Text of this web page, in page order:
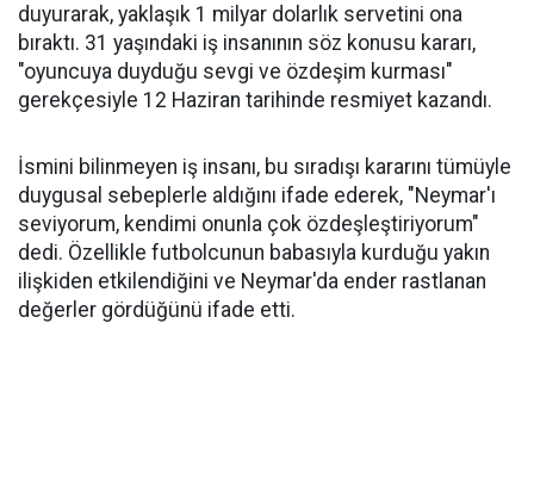
duyurarak, yaklaşık 1 milyar dolarlık servetini ona
bıraktı. 31 yaşındaki iş insanının söz konusu kararı,
"oyuncuya duyduğu sevgi ve özdeşim kurması"
gerekçesiyle 12 Haziran tarihinde resmiyet kazandı.
İsmini bilinmeyen iş insanı, bu sıradışı kararını tümüyle
duygusal sebeplerle aldığını ifade ederek, "Neymar'ı
seviyorum, kendimi onunla çok özdeşleştiriyorum"
dedi. Özellikle futbolcunun babasıyla kurduğu yakın
ilişkiden etkilendiğini ve Neymar'da ender rastlanan
değerler gördüğünü ifade etti.